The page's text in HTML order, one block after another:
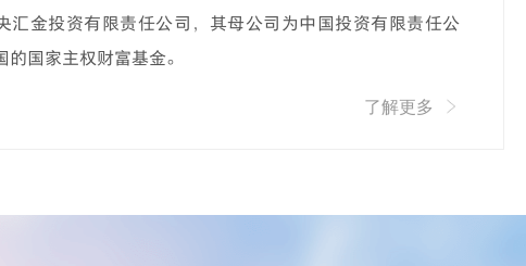
汇金投资有限责任公司，其母公司为中国投资有限责任公
的国家主权财富基金。
了解更多